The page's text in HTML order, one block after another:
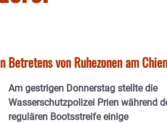
von Ruhezonen am
Am gestrigen Donnerstag stellte die
Wasserschutzpolizei Prien während
regulären Bootsstreife einige